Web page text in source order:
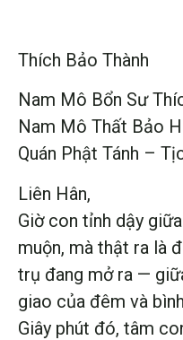
Thích Bảo Thành
Nam Mô Bổn Sư
Nam Mô Thất Bảo
Quán Phật Tánh –
Liên Hân,
Giờ con tỉnh dậy
muộn, mà thật ra là
trụ đang mở ra —
giao của đêm và
Giây phút đó, tâm